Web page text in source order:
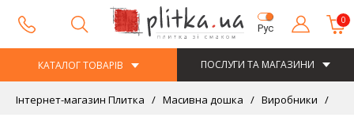
Рус
0
КАТАЛОГ ТОВАРІВ ПОСЛУГИ ТА МАГАЗИНИ
Інтернет-магазин Плитка Масивна дошка Виробники